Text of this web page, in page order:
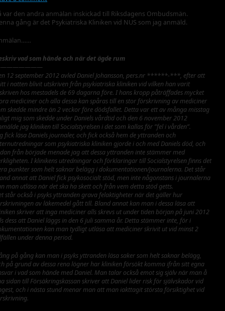
var den andra anmälan inskickad till Riksdagens Ombudsmän.
gång är det Psykiatriska Kliniken vid NUS som jag anmäld.
vad som hände och när det ägde rum
12 september 2012 avled Daniel Johansson, pers.nr ******-***, efter att
i natten blivit utskriven från psykiatriska kliniken vid vilken han varit
hos mestadels de 69 dagarna före. I hans kropp påträffades mycket
mediciner och alla dessa kan spåras till en stor förskrivning av mediciner
skedde mindre än 2 veckor före dödsfallet. Detta var ett av många misstag
mig som skedde under Daniels vårdtid och den 6 november 2012
jag kliniken till Socialstyrelsen i det som kallas för ”fel i vården”.
fick läsa Daniels journaler, och fick också hem de yttranden och
som psykiatriska kliniken gjorde i och med Daniels död, och
från började menade jag att dessa yttranden inte stämmer med
I klinikens utredningar och förklaringar till Socialstyrelsen finns det
punkter som helt saknar belägg i dokumentationen/journalerna. Det står
annat att Daniel fick psykosocialt stöd, men inte någonstans i journalerna
man utläsa när det ska ha skett och från vem detta stöd getts.
står också i psyks yttranden grava felaktigheter när det gäller hur
av läkemedel gått till. Bland annat kan man i dessa läsa att
skriver att inga mediciner alls skrevs ut under tiden början på juni 2012
dess att Daniel läggs in den 6 juli samma år. Detta stämmer inte, för i
kan man tydligt utläsa att mediciner skrivit ut vid minst 2
under denna period.
på gång kan man i psyks yttranden läsa saker som helt saknar belägg,
på grund av dessa rena lögner har kliniken försökt komma ifrån sitt egna
i vad som hände med Daniel. Man talar också emot sig själv när man å
sidan till Försäkringskassan skriver att Daniel lider risk för självskador vid
och i nästa stund menar man att man iakttagit största försiktighet vid